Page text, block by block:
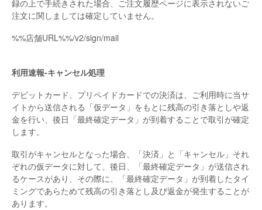
録の上で手続きされた場合、ご注文履歴ページに表示されないご
注文に関しましては確定していません。
%%店舗URL%%/v2/sign/mail
利用速報-キャンセル処理
デビットカード、プリペイドカードでの決済は、ご利用時に当サ
イトから送信される「仮データ」をもとに残高の引き落としや返
金を行い、後日「最終確定データ」が到着することで取引が確定
します。
取引がキャンセルとなった場合、「決済」と「キャンセル」それ
ぞれの仮データに対して、後日、「最終確定データ」が送信され
るケースがあり、その際に、「最終確定データ」が​到着したタイ
ミングであらためて​残高の引き落とし及び返金が発生することが
あります。